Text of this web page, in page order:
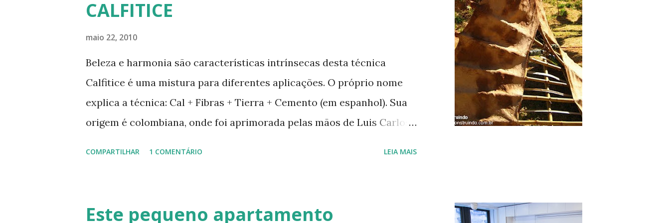
CALFITICE
maio 22, 2010
Beleza e harmonia são características intrínsecas desta técnica
Calfitice é uma mistura para diferentes aplicações. O próprio nome
explica a técnica: Cal + Fibras + Tierra + Cemento (em espanhol). Sua
origem é colombiana, onde foi aprimorada pelas mãos de Luis Carlos
COMPARTILHAR 1 COMENTÁRIO LEIA MAIS
Este pequeno apartamento